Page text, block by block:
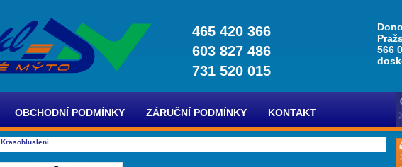
465 420 366
603 827 486
731 520 015
566
OBCHODNÍ PODMÍNKY ZÁRUČNÍ PODMÍNKY KONTAKT
Krasobluslení